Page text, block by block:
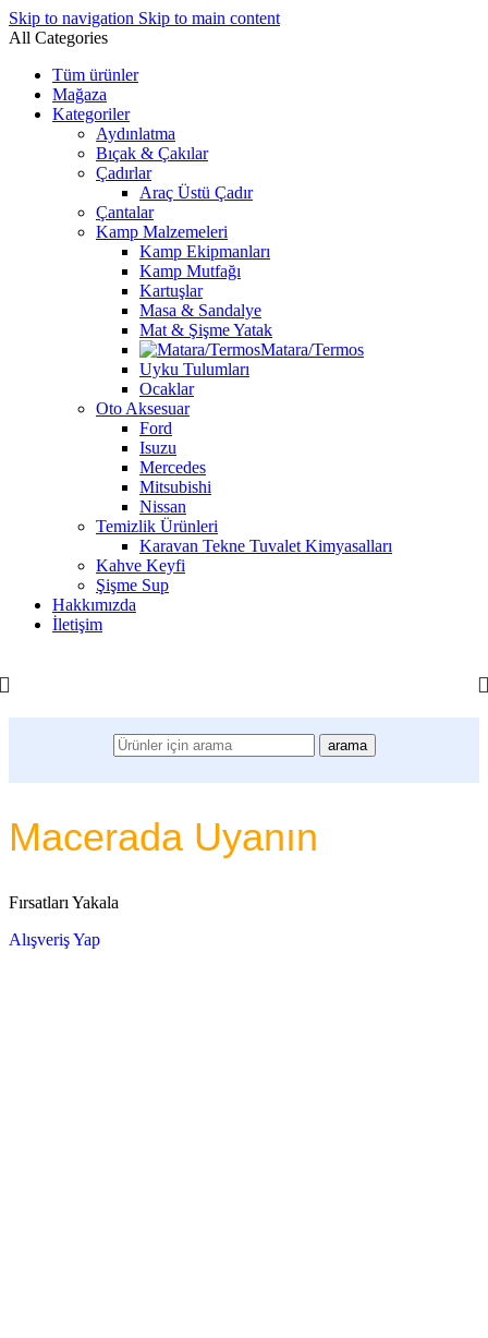
Skip to navigation Skip to main content
All Categories
Tüm ürünler
Mağaza
Kategoriler
Aydınlatma
Bıçak & Çakılar
Çadırlar
Araç Üstü Çadır
Çantalar
Kamp Malzemeleri
Kamp Ekipmanları
Kamp Mutfağı
Kartuşlar
Masa & Sandalye
Mat & Şişme Yatak
Matara/Termos
Uyku Tulumları
Ocaklar
Oto Aksesuar
Ford
Isuzu
Mercedes
Mitsubishi
Nissan
Temizlik Ürünleri
Karavan Tekne Tuvalet Kimyasalları
Kahve Keyfi
Şişme Sup
Hakkımızda
İletişim
arama
Macerada Uyanın
Fırsatları Yakala
Alışveriş Yap